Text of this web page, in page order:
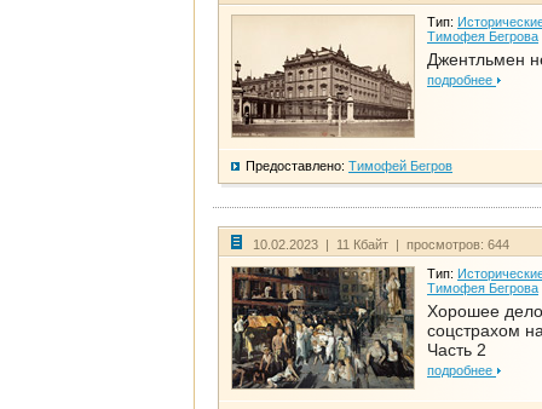
Тип:
Тимофея Бегрова
Джентльмен
подробнее
Предоставлено: Тимофей Бегров
10.02.2023 | 11 Кбайт | просмотров: 644
Тип:
Тимофея Бегрова
Хорошее дело
соцстрахом
Часть 2
подробнее